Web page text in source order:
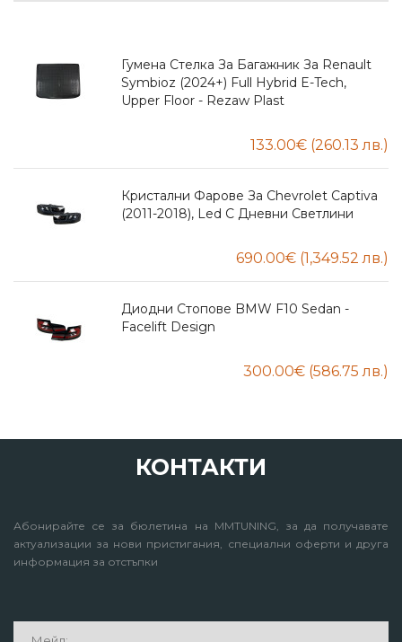
Гумена Стелка За Багажник За Renault
Symbioz (2024+) Full Hybrid E-Tech,
Upper Floor - Rezaw Plast
133.00€ (260.13 лв.)
Кристални Фарове За Chevrolet Captiva
(2011-2018), Led С Дневни Светлини
690.00€ (1,349.52 лв.)
Диодни Стопове BMW F10 Sedan -
Facelift Design
300.00€ (586.75 лв.)
КОНТАКТИ
Абонирайте се за бюлетина на MMTUNING, за да получавате
актуализации за нови пристигания, специални оферти и друга
информация за отстъпки